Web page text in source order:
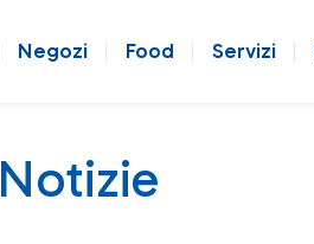
Negozi Food Servizi
Notizie